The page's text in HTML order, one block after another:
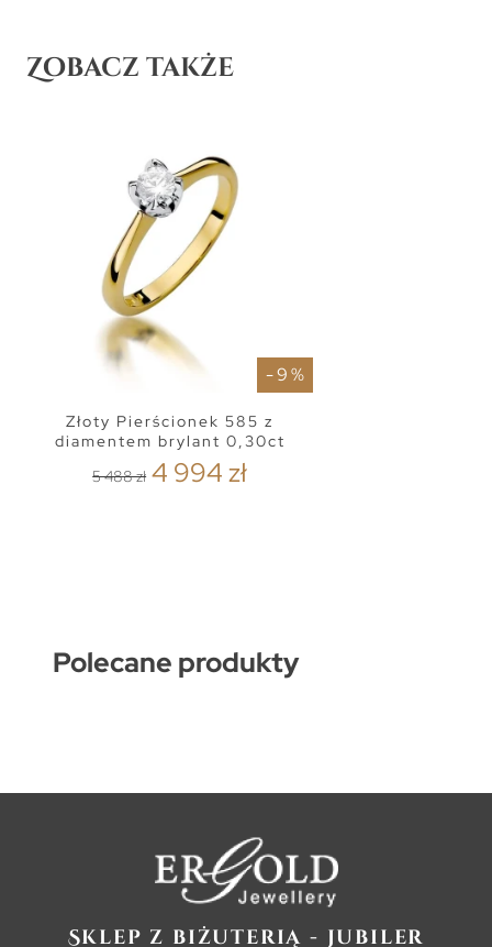
Zobacz także
- 9 %
Złoty Pierścionek 585 z
diamentem brylant 0,30ct
5 488 zł 4 994 zł
Polecane produkty
Sklep z biżuterią - jubiler